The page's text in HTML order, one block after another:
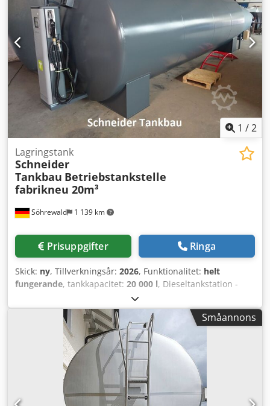
1 /2
Söhrewald 1 139 km
Lagringstank
Schneider
Tankbau Betriebstankstelle
fabrikneu 20m³
Prisuppgifter Ringa
Skick: ny, Tillverkningsår: 2026, Funktionalitet: helt
fungerande, tankkapacitet: 20 000 l, Dieseltankstation -
hemmatankstation - tankanläggning - småtankstation
består av: 1 x 20 m³ lagertank – fabriksny 1 x bränslepump
typ eco 75 – fabriksny Beskrivning av ståltank: 20 000 liter
volym enligt EN 12285-2 – klass B – (ersättning för DIN
6616), ovan mark, dubbelväggig, inkl. provningsintyg,
lämplig för placering i områden som tillhör
jordbävningszon 0. Tanken är utrustad med två
sadelfötter, ett manhål med domlock och levereras med
följande armaturer: - 1 påfyllningsrör med TW-lås
Småannons